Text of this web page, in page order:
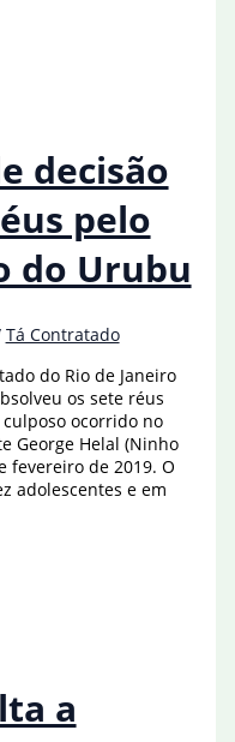
decisão
pelo
do Urubu
Tá Contratado
do Rio de Janeiro
os sete réus
ocorrido no
George Helal (Ninho
fevereiro de 2019. O
adolescentes e em
a